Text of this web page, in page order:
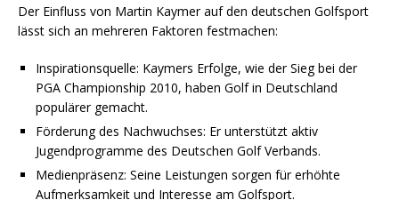
Der Einfluss von Martin Kaymer auf den deutschen Golfsport
lässt sich an mehreren Faktoren festmachen:
Inspirationsquelle: Kaymers Erfolge, wie der Sieg bei der
PGA Championship 2010, haben Golf in Deutschland
populärer gemacht.
Förderung des Nachwuchses: Er unterstützt aktiv
Jugendprogramme des Deutschen Golf Verbands.
Medienpräsenz: Seine Leistungen sorgen für erhöhte
Aufmerksamkeit und Interesse am Golfsport.